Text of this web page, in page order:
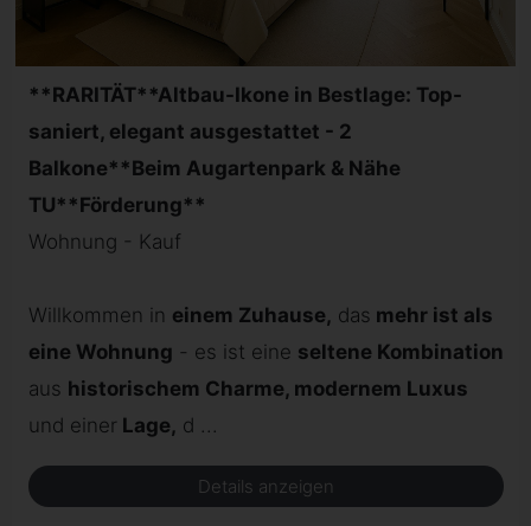
**RARITÄT**Altbau-Ikone in Bestlage: Top-
saniert, elegant ausgestattet - 2
Balkone**Beim Augartenpark & Nähe
TU**Förderung**
Wohnung - Kauf
Willkommen in einem Zuhause, das mehr ist als
eine Wohnung - es ist eine seltene Kombination
aus historischem Charme, modernem Luxus
und einer Lage, d ...
Details anzeigen